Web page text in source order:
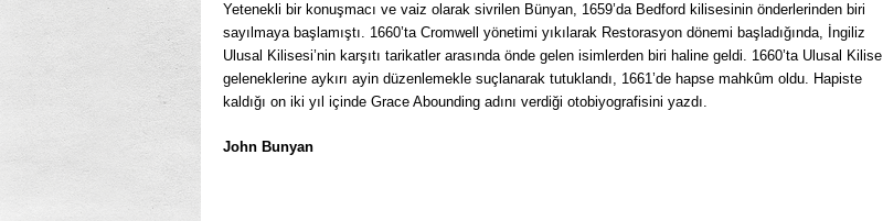
Yetenekli bir konuşmacı ve vaiz olarak sivrilen Bünyan, 1659’da Bedford kilisesinin önderlerinden biri
sayılmaya başlamıştı. 1660’ta Cromwell yönetimi yıkılarak Restorasyon dönemi başladığında, İngiliz
Ulusal Kilisesi’nin karşıtı tarikatler arasında önde gelen isimlerden biri haline geldi. 1660’ta Ulusal Kilise
geleneklerine aykırı ayin düzenlemekle suçla­narak tutuklandı, 1661’de hapse mahkûm oldu. Ha­piste
kaldığı on iki yıl içinde Grace Abounding adını verdiği otobiyografisini yazdı.
John Bunyan